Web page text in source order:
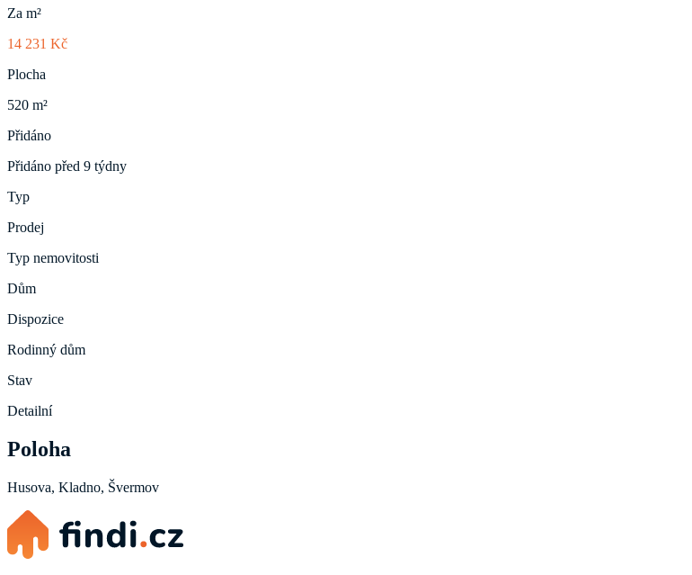
Za m²
14 231 Kč
Plocha
520 m²
Přidáno
Přidáno před 9 týdny
Typ
Prodej
Typ nemovitosti
Dům
Dispozice
Rodinný dům
Stav
Detailní
Poloha
Husova, Kladno, Švermov